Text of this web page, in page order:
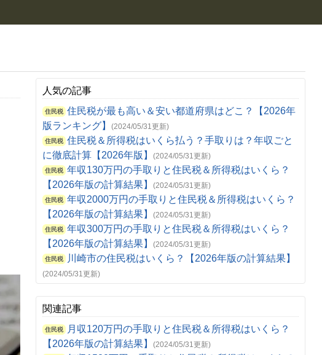
人気の記事
住民税 住民税が最も高い＆安い都道府県はどこ？【2026年
版ランキング】(2024/05/31更新)
住民税 住民税＆所得税はいくら払う？手取りは？年収ごと
に徹底計算【2026年版】(2024/05/31更新)
住民税 年収130万円の手取りと住民税＆所得税はいくら？
【2026年版の計算結果】(2024/05/31更新)
住民税 年収2000万円の手取りと住民税＆所得税はいくら？
【2026年版の計算結果】(2024/05/31更新)
住民税 年収300万円の手取りと住民税＆所得税はいくら？
【2026年版の計算結果】(2024/05/31更新)
住民税 川崎市の住民税はいくら？【2026年版の計算結果】
(2024/05/31更新)
関連記事
住民税
月収120万円の手取りと住民税＆所得税はいくら？
【2026年版の計算結果】(2024/05/31更新)